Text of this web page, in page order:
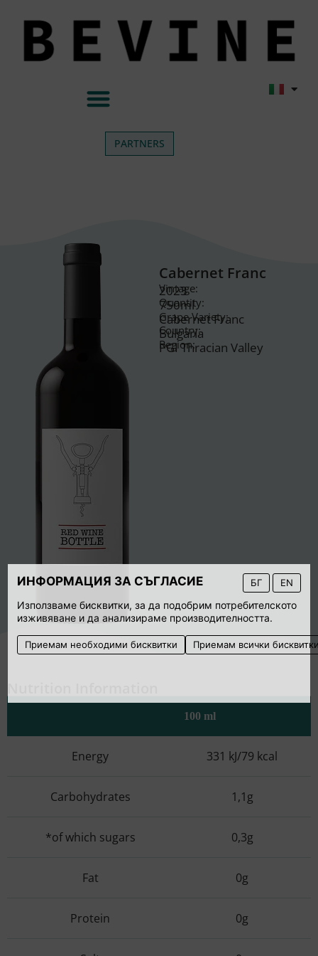
ИНФОРМАЦИЯ ЗА СЪГЛАСИЕ БГ EN
Използваме бисквитки, за да подобрим потребителското
изживяване и да анализираме производителността.
Приемам необходими бисквитки Приемам всички
PARTNERS
Cabernet Franc
Vintage:
2023
Quantity:
750ml
Grape Variety:
Cabernet Franc
Country:
Bulgaria
Region:
PGI Thracian Valley
100 ml
Energy 331 kJ/79 kcal
Carbohydrates 1,1g
*of which sugars 0,3g
Fat 0g
Protein 0g